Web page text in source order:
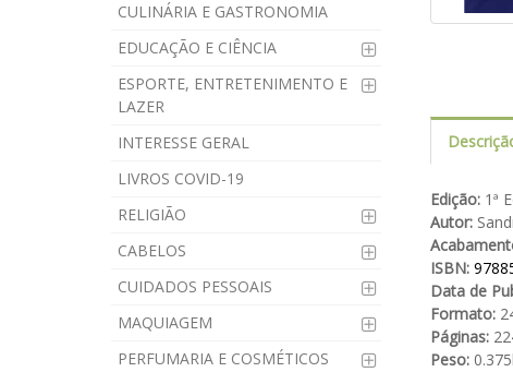
CULINÁRIA E GASTRONOMIA
EDUCAÇÃO E CIÊNCIA
ESPORTE, ENTRETENIMENTO E
LAZER
INTERESSE GERAL
LIVROS COVID-19
RELIGIÃO
CABELOS
CUIDADOS PESSOAIS
MAQUIAGEM
PERFUMARIA E COSMÉTICOS
Edição:1ª
Autor:
ISBN:
Data de
Formato:
Páginas:
Peso: